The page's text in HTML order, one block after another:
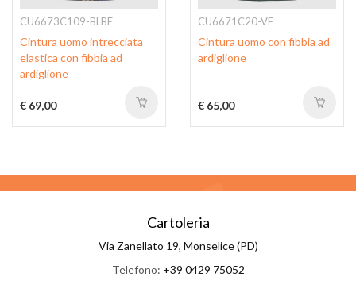
CU6673C109-BLBE
Cintura uomo intrecciata
elastica con fibbia ad
ardiglione
€ 69,00
CU6671C20-VE
Cintura uomo con fibbia ad
ardiglione
€ 65,00
Cartoleria
Via Zanellato 19, Monselice (PD)
Telefono: +39 0429 75052